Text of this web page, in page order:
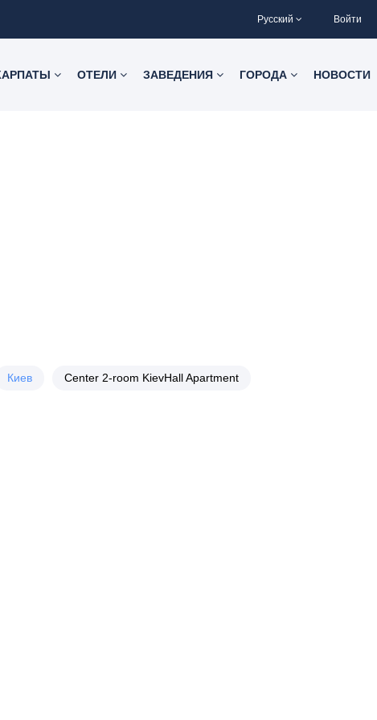
Русский Войти
ОТЕЛИ ЗАВЕДЕНИЯ ГОРОДА НОВОСТИ
Киев Center 2-room KievHall Apartment